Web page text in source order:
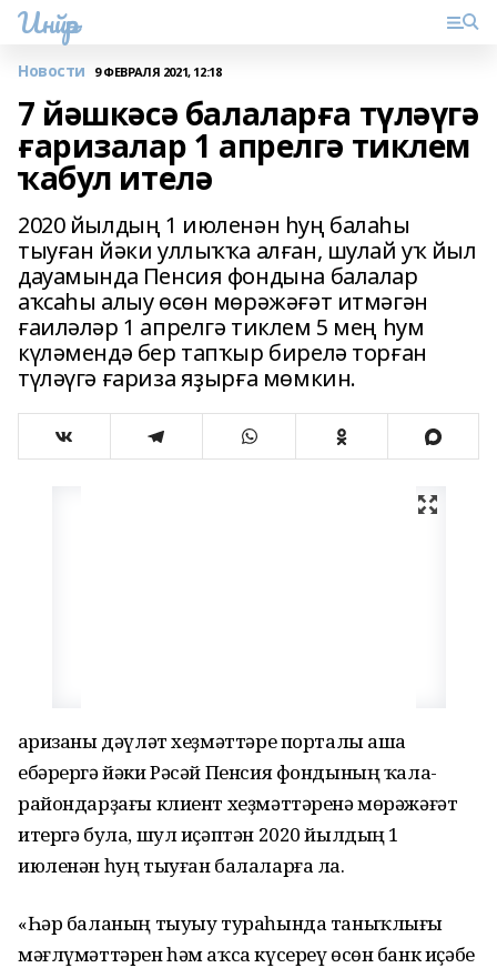
Инйәр
Новости 9 ФЕВРАЛЯ 2021, 12:18
7 йәшкәсә балаларға түләүгә
ғаризалар 1 апрелгә тиклем
ҡабул ителә
2020 йылдың 1 июленән һуң балаһы
тыуған йәки уллыҡҡа алған, шулай уҡ йыл
дауамында Пенсия фондына балалар
аҡсаһы алыу өсөн мөрәжәғәт итмәгән
ғаиләләр 1 апрелгә тиклем 5 мең һум
күләмендә бер тапҡыр бирелә торған
түләүгә ғариза яҙырға мөмкин.
Ғаризаны дәүләт хеҙмәттәре порталы аша
ебәрергә йәки Рәсәй Пенсия фондының ҡала-
райондарҙағы клиент хеҙмәттәренә мөрәжәғәт
итергә була, шул иҫәптән 2020 йылдың 1
июленән һуң тыуған балаларға ла.
«Һәр баланың тыуыу тураһында таныҡлығы
мәғлүмәттәрен һәм аҡса күсереү өсөн банк иҫәбе